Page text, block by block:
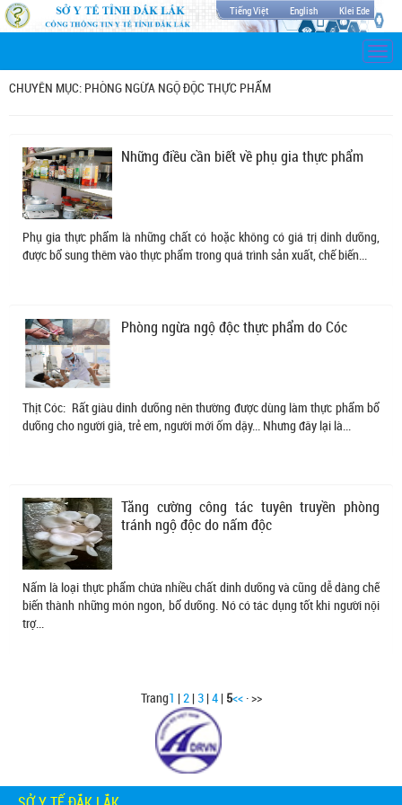
Tiếng Việt English Klei Ede
CHUYÊN MỤC: PHÒNG NGỪA NGỘ ĐỘC THỰC PHẨM
Những điều cần biết về phụ gia thực phẩm
Phụ gia thực phẩm là những chất có hoặc không có giá trị dinh dưỡng,
được bổ sung thêm vào thực phẩm trong quá trình sản xuất, chế biến...
Phòng ngừa ngộ độc thực phẩm do Cóc
Thịt Cóc: Rất giàu dinh dưỡng nên thường được dùng làm thực phẩm bổ
dưỡng cho người già, trẻ em, người mới ốm dậy... Nhưng đây lại là...
Tăng cường công tác tuyên truyền phòng
tránh ngộ độc do nấm độc
Nấm là loại thực phẩm chứa nhiều chất dinh dưỡng và cũng dễ dàng chế
biến thành những món ngon, bổ dưỡng. Nó có tác dụng tốt khi người nội
trợ...
Trang1 | 2| 3| 4| 5<<· >>